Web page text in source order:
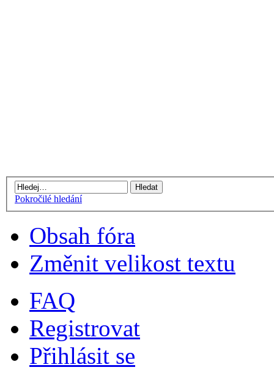
Pokročilé hledání
Obsah fóra
Změnit velikost textu
FAQ
Registrovat
Přihlásit se